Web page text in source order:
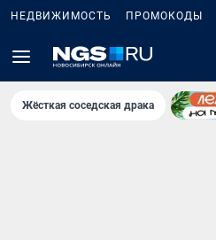
НЕДВИЖИМОСТЬ ПРОМОКОДЫ
Жёсткая соседская драка